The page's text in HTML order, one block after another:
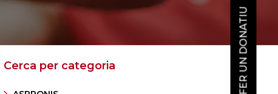
FER UN DONATIU
Cerca per categoria